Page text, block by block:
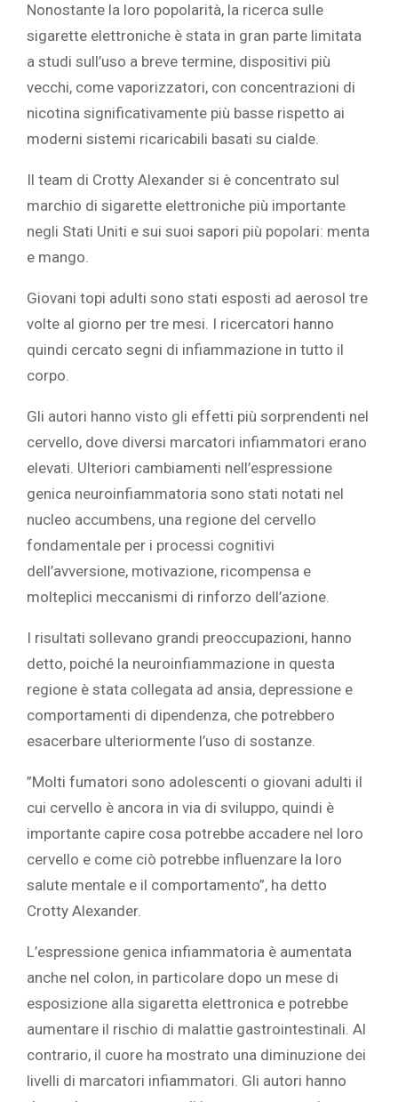
‎Nonostante la loro popolarità, la ricerca sulle
sigarette elettroniche è stata in gran parte limitata
a studi sull’uso a breve termine, dispositivi più
vecchi, come vaporizzatori, con concentrazioni di
nicotina significativamente più basse rispetto ai
moderni sistemi ricaricabili basati su cialde.‎
‎Il team di Crotty Alexander si è concentrato sul
marchio di sigarette elettroniche più importante
negli Stati Uniti e sui suoi sapori più popolari: menta
e mango.
Giovani topi adulti sono stati esposti ad aerosol tre
volte al giorno per tre mesi. I ricercatori hanno
quindi cercato segni di infiammazione in tutto il
corpo.‎
‎Gli autori hanno visto gli effetti più sorprendenti nel
cervello, dove diversi marcatori infiammatori erano
elevati. Ulteriori cambiamenti nell’espressione
genica neuroinfiammatoria sono stati notati nel
nucleo accumbens, una regione del cervello
fondamentale per i processi cognitivi
dell’avversione, motivazione, ricompensa e
molteplici meccanismi di rinforzo dell’azione.
I risultati sollevano grandi preoccupazioni, hanno
detto, poiché la neuroinfiammazione in questa
regione è stata collegata ad ansia, depressione e
comportamenti di dipendenza, che potrebbero
esacerbare ulteriormente l’uso di sostanze.‎
‎”Molti fumatori sono adolescenti o giovani adulti il
cui cervello è ancora in via di sviluppo, quindi è
importante capire cosa potrebbe accadere nel loro
cervello e come ciò potrebbe influenzare la loro
salute mentale e il comportamento”, ha detto
Crotty Alexander.‎
‎L’espressione genica infiammatoria è aumentata
anche nel colon, in particolare dopo un mese di
esposizione alla sigaretta elettronica e potrebbe
aumentare il rischio di malattie gastrointestinali. Al
contrario, il cuore ha mostrato una diminuzione dei
livelli di marcatori infiammatori. Gli autori hanno